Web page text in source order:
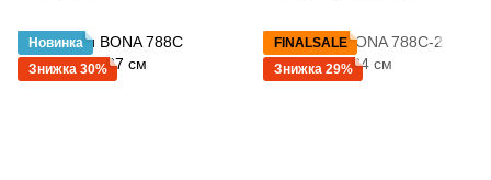
Новинка
Знижка 30%
FINALSALE
Знижка 29%